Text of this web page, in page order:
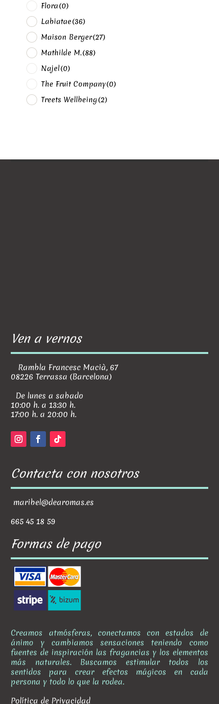
Flora(0)
Labiatae(36)
Maison Berger(27)
Mathilde M.(88)
Najel(0)
The Fruit Company(0)
Treets Wellbeing(2)
Ven a vernos
Rambla Francesc Macià, 67
08226 Terrassa (Barcelona)
De lunes a sabado
10:00 h. a 13:30 h.
17:00 h. a 20:00 h.
Contacta con nosotros
maribel@dearomas.es
665 45 18 59
Formas de pago
Creamos atmósferas, conectamos con estados de
ánimo y cambiamos sensaciones teniendo como
fuentes de inspiración las fragancias y los elementos
más naturales. Buscamos estimular todos los
sentidos para crear efectos mágicos en cada
persona y todo lo que la rodea.
Política de Privacidad